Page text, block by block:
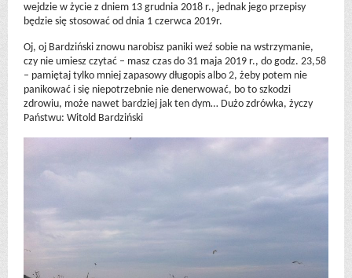
wejdzie w życie z dniem 13 grudnia 2018 r., jednak jego przepisy
będzie się stosować od dnia 1 czerwca 2019r.
Oj, oj Bardziński znowu narobisz paniki weź sobie na wstrzymanie,
czy nie umiesz czytać – masz czas do 31 maja 2019 r., do godz. 23,58
– pamiętaj tylko mniej zapasowy długopis albo 2, żeby potem nie
panikować i się niepotrzebnie nie denerwować, bo to szkodzi
zdrowiu, może nawet bardziej jak ten dym… Dużo zdrówka, życzy
Państwu: Witold Bardziński